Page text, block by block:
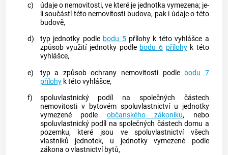
c)
údaje o nemovitosti, ve které je jednotka vymezena; je-
li součástí této nemovitosti budova, pak i údaje o této
budově,
d)
typ jednotky podle bodu 5přílohy k této vyhlášce a
způsob využití jednotky podle bodu 6 přílohyk této
vyhlášce,
e)
typ a způsob ochrany nemovitosti podle bodu 7
přílohyk této vyhlášce,
f)
spoluvlastnický podíl na společných částech
nemovitosti v bytovém spoluvlastnictví u jednotky
vymezené podle občanského zákoníku, nebo
spoluvlastnický podíl na společných částech domu a
pozemku, které jsou ve spoluvlastnictví všech
vlastníků jednotek, u jednotky vymezené podle
zákona o vlastnictví bytů,